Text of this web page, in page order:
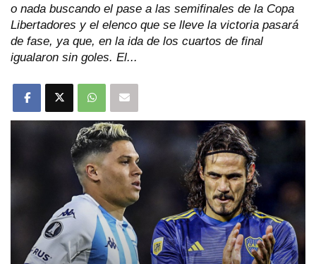
o nada buscando el pase a las semifinales de la Copa
Libertadores y el elenco que se lleve la victoria pasará
de fase, ya que, en la ida de los cuartos de final
igualaron sin goles. El...